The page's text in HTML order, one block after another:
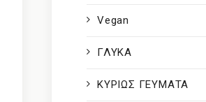
Vegan
ΓΛΥΚΑ
ΚΥΡΙΩΣ ΓΕΥΜΑΤΑ